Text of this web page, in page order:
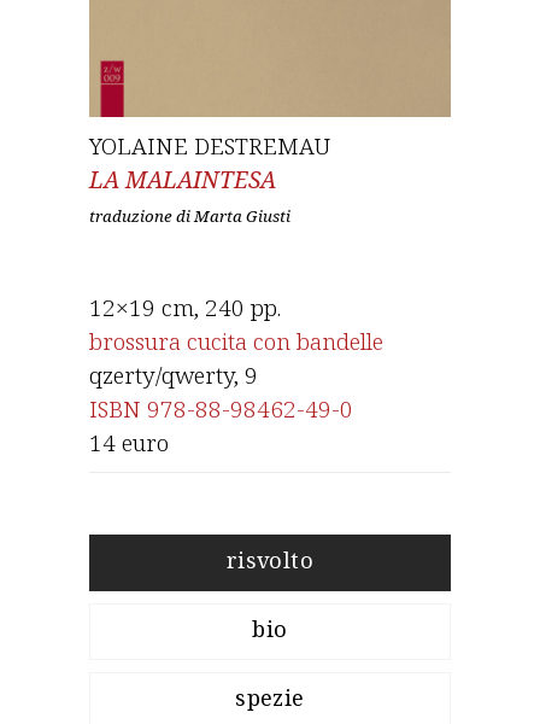
YOLAINE DESTREMAU
LA MALAINTESA
traduzione di Marta Giusti
12×19 cm, 240 pp.
brossura cucita con bandelle
qzerty/qwerty, 9
ISBN 978-88-98462-49-0
14 euro
risvolto
bio
spezie